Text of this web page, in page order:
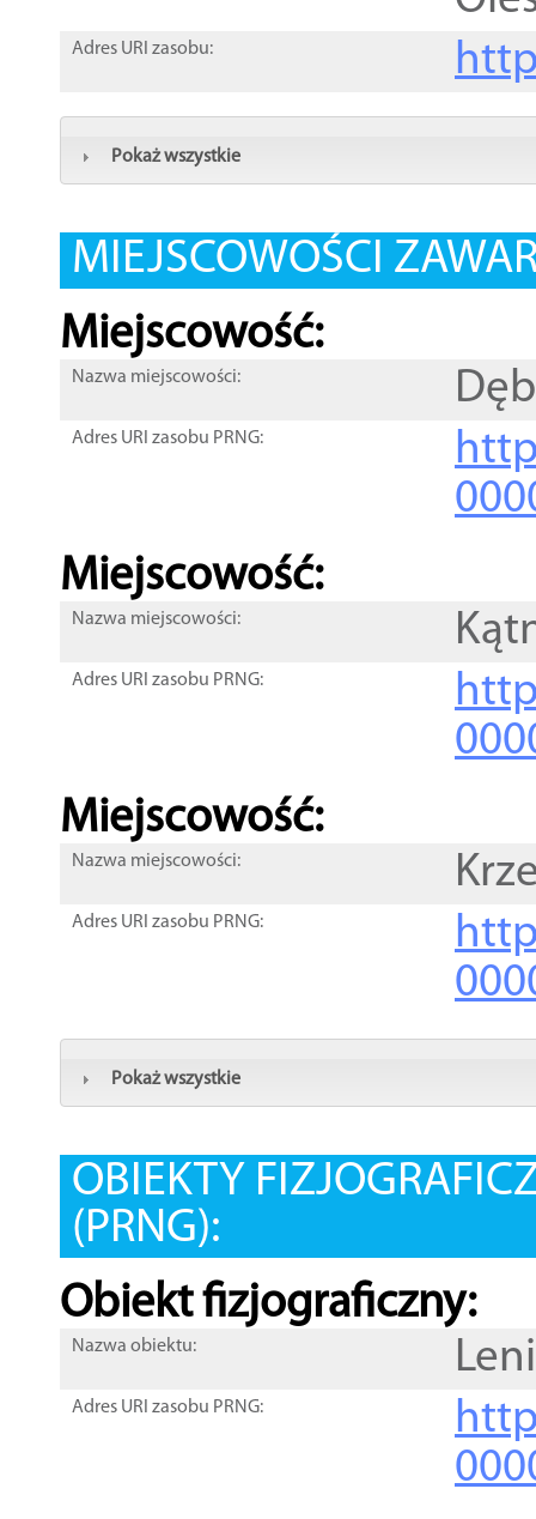
Adres URI zasobu:
Pokaż wszystkie
MIEJSCOWOŚCI
Miejscowość:
Nazwa miejscowości:
Adres URI zasobu PRNG:
Miejscowość:
Nazwa miejscowości:
Adres URI zasobu PRNG:
Miejscowość:
Nazwa miejscowości:
Adres URI zasobu PRNG:
Pokaż wszystkie
OBIEKTY
(PRNG):
Obiekt fizjograficzny:
Nazwa obiektu:
Adres URI zasobu PRNG: